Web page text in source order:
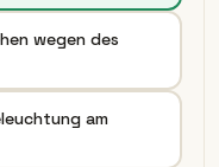
wegen des
am